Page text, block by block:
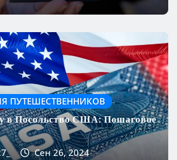
Сен 30, 2024
ПУТЕШЕСТВЕННИКОВ
в Посольство США: Пошаговое